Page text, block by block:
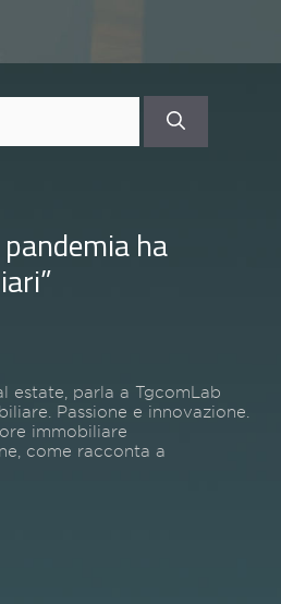
ha
estate, parla a TgcomLab
Passione e innovazione.
immobiliare
come racconta a